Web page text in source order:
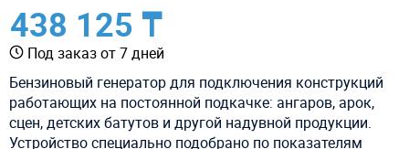
438 125 ₸
Под заказ от 7 дней
Бензиновый генератор для подключения конструкций
работающих на постоянной подкачке: ангаров, арок,
сцен, детских батутов и другой надувной продукции.
Устройство специально подобрано по показателям